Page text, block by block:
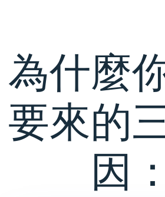
為什麼
要來的
因：